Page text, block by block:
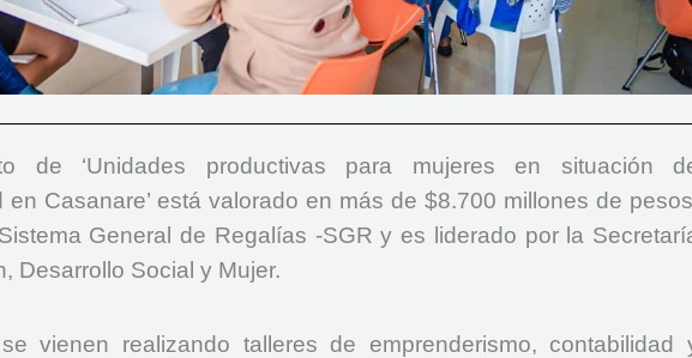
de ‘Unidades productivas para mujeres en situación
en Casanare’ está valorado en más de $8.700 millones de
General de Regalías -SGR y es liderado por la
Desarrollo Social y Mujer.
vienen realizando talleres de emprenderismo, contabilidad